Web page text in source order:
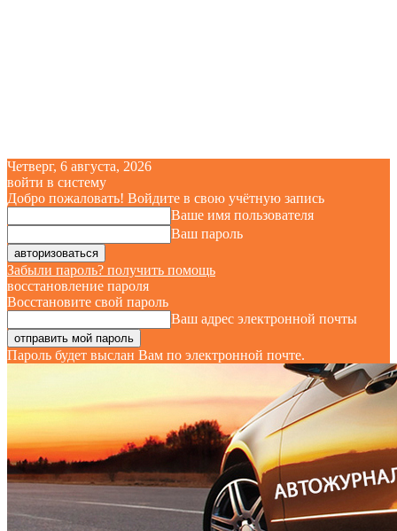
Четверг, 6 августа, 2026
войти в систему
Добро пожаловать! Войдите в свою учётную запись
Ваше имя пользователя
Ваш пароль
Забыли пароль? получить помощь
восстановление пароля
Восстановите свой пароль
Ваш адрес электронной почты
Пароль будет выслан Вам по электронной почте.